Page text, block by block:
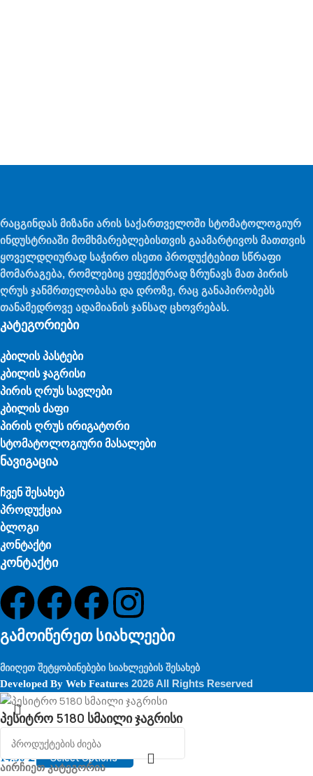
რაცგინდას მიზანი არის საქართველოში სტომატოლოგიურ
ინდუსტრიაში მომხმარებლებისთვის გაამარტივოს მათთვის
ყოველდღიურად საჭირო ისეთი პროდუქტებით სწრაფი
მომარაგება, რომლებიც ეფექტურად ზრუნავს მათ პირის
ღრუს ჯანმრთელობასა და დროზე, რაც განაპირობებს
თანამედროვე ადამიანის ჯანსაღ ცხოვრებას.
კატეგორიები
კბილის პასტები
კბილის ჯაგრისი
პირის ღრუს სავლები
კბილის ძაფი
პირის ღრუს ირიგატორი
სტომატოლოგიური მასალები
ნავიგაცია
ჩვენ შესახებ
პროდუქცია
ბლოგი
კონტაქტი
კონტაქტი
გამოიწერეთ სიახლეები
მიიღეთ შეტყობინებები სიახლეების შესახებ
Developed By Web Features 2026 All Rights Reserved
აირჩიეთ კატეგორია
პესიტრო 5180 სმაილი ჯაგრისი
14.50₾ Select Options